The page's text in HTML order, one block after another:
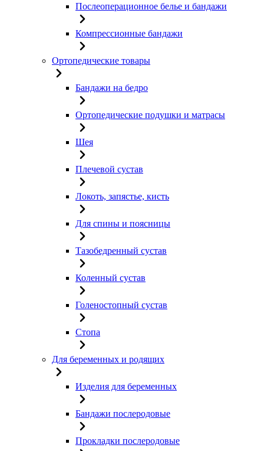
Послеоперационное белье и бандажи
Компрессионные бандажи
Ортопедические товары
Бандажи на бедро
Ортопедические подушки и матрасы
Шея
Плечевой сустав
Локоть, запястье, кисть
Для спины и поясницы
Тазобедренный сустав
Коленный сустав
Голеностопный сустав
Стопа
Для беременных и родящих
Изделия для беременных
Бандажи послеродовые
Прокладки послеродовые